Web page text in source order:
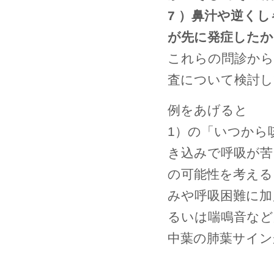
7 ）鼻汁や逆く
が先に発症した
これらの問診か
査について検討
例をあげると
1）の「いつから
き込みで呼吸が
の可能性を考え
みや呼吸困難に
るいは喘鳴音な
中葉の肺葉サイ